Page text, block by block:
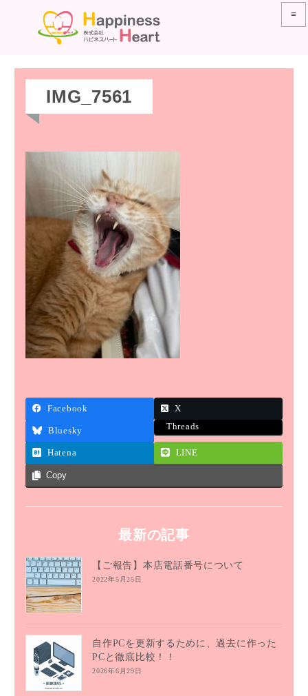
≡
IMG_7561
Facebook X
Bluesky Threads
Hatena LINE
Copy
最新の記事
【ご報告】本店電話番号について
2022年5月25日
自作PCを更新するために、過去に作った
PCと徹底比較！！
2026年6月29日